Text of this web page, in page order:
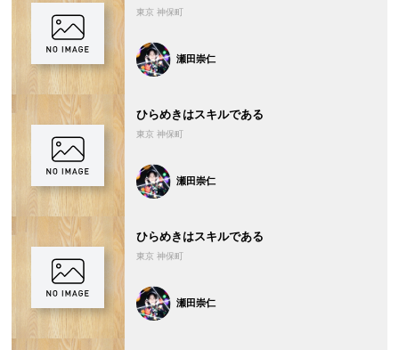
東京 神保町
瀬田崇仁
ひらめきはスキルである
東京 神保町
瀬田崇仁
ひらめきはスキルである
東京 神保町
瀬田崇仁